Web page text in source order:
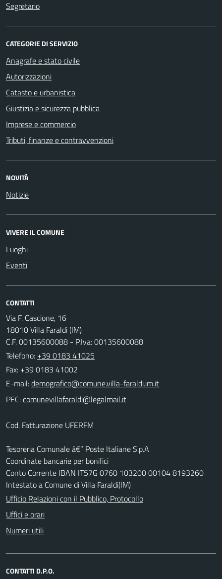
Segretario
CATEGORIE DI SERVIZIO
Anagrafe e stato civile
Autorizzazioni
Catasto e urbanistica
Giustizia e sicurezza pubblica
Imprese e commercio
Tributi, finanze e contravvenzioni
NOVITÀ
Notizie
VIVERE IL COMUNE
Luoghi
Eventi
CONTATTI
Via F. Cascione, 16
18010 Villa Faraldi (IM)
C.F. 00135600088 - P.Iva: 00135600088
Telefono: +39 0183 41025
Fax: +39 0183 41002
E-mail:
PEC:
Cod. Fatturazione UFERFM
Tesoreria Comunale â€“ Poste Italiane S.p.A
Coordinate bancarie per bonifici
Conto Corrente IBAN IT57G 0760 103200 00104 8193260
Intestato a Comune di Villa Faraldi(IM)
Ufficio Relazioni con il Pubblico, Protocollo
Uffici e orari
Numeri utili
CONTATTI D.P.O.